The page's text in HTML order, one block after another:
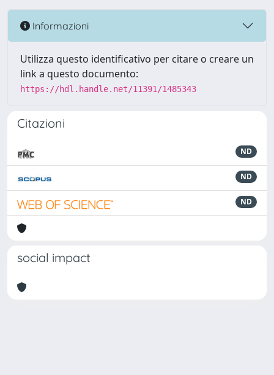
Informazioni
Utilizza questo identificativo per citare o creare un
link a questo documento:
https://hdl.handle.net/11391/1485343
Citazioni
ND
ND
ND
social impact